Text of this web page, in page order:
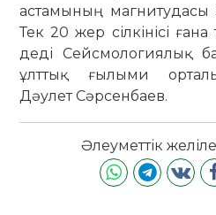
астамының
Тек 20 жер сілкінісі ғана
деді Сейсмологиялық
ұлттық ғылыми
Дәулет Сәрсенбаев.
Әлеуметтік